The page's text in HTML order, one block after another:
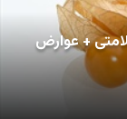
+ عوارض